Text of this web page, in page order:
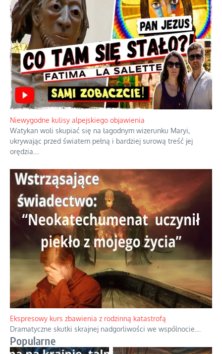
Duchowa apteczka bez teologicznych podróbek
Instrukcja obsługi łaski z ominięciem duchowych skrótów.
Niewygodne kulisy alpejskiego objawienia
Watykan woli skupiać się na łagodnym wizerunku Maryi,
ukrywając przed światem pełną i bardziej surową treść jej
orędzia....